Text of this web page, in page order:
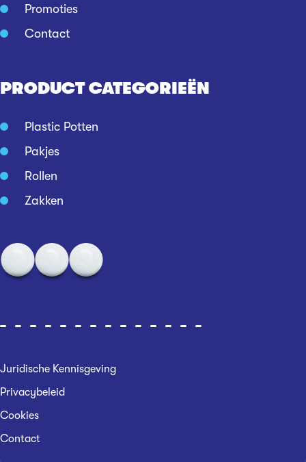
Promoties
Contact
PRODUCT CATEGORIEËN
Plastic Potten
Pakjes
Rollen
Zakken
Juridische Kennisgeving
Privacybeleid
Cookies
Contact